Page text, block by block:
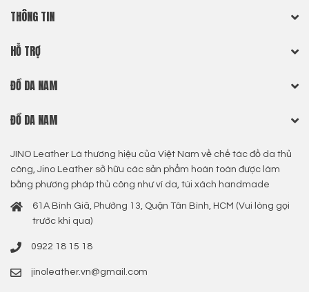
THÔNG TIN
HỖ TRỢ
ĐỒ DA NAM
ĐỒ DA NAM
JINO Leather Là thương hiệu của Việt Nam về chế tác đồ da thủ
công, Jino Leather sở hữu các sản phẩm hoàn toàn được làm
bằng phương pháp thủ công như ví da, túi xách handmade
61A Bình Giã, Phường 13, Quận Tân Bình, HCM (Vui lòng gọi
trước khi qua)
0922 18 15 18
jinoleather.vn@gmail.com